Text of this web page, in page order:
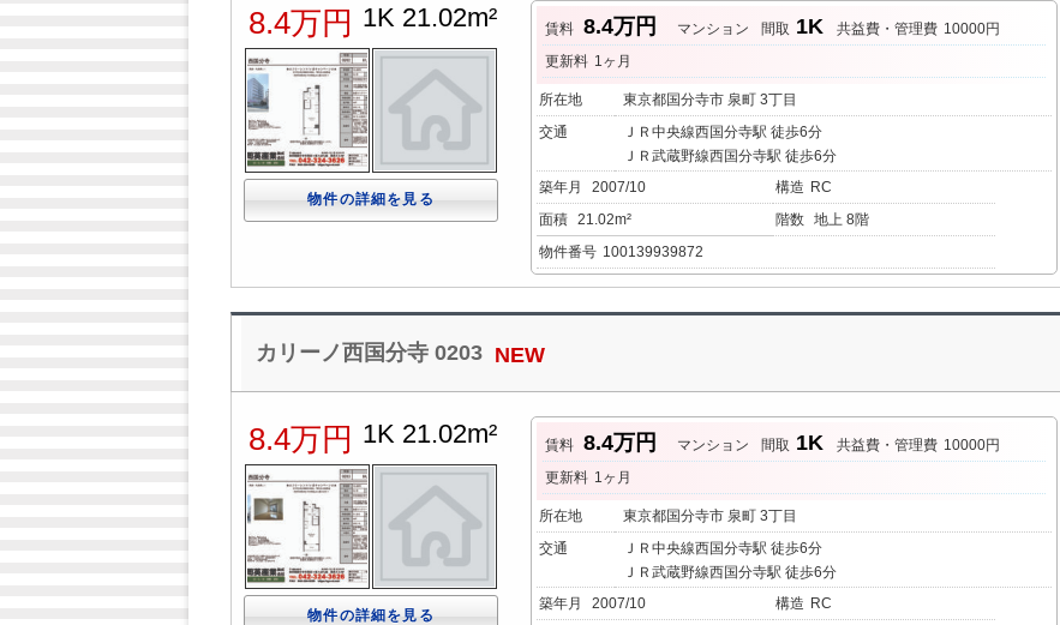
8.4万円 1K 21.02m²
物件の詳細を見る
賃料 8.4万円 マンション 間取 1K 共益費・管理費 10000円
更新料 1ヶ月
所在地
東京都国分寺市 泉町 3丁目
交通
ＪＲ中央線西国分寺駅 徒歩6分
ＪＲ武蔵野線西国分寺駅 徒歩6分
築年月
2007/10 構造 RC
面積 21.02m² 階数 地上 8階
物件番号 100139939872
カリーノ西国分寺 0203 NEW
8.4万円 1K 21.02m²
物件の詳細を見る
賃料 8.4万円 マンション 間取 1K 共益費・管理費 10000円
更新料 1ヶ月
所在地
東京都国分寺市 泉町 3丁目
交通
ＪＲ中央線西国分寺駅 徒歩6分
ＪＲ武蔵野線西国分寺駅 徒歩6分
築年月
2007/10 構造 RC